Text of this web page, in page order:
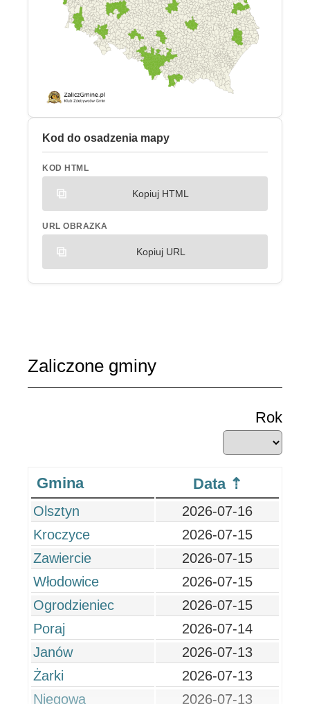
Kod do osadzenia mapy
KOD HTML
Kopiuj HTML
URL OBRAZKA
Kopiuj URL
Zaliczone gminy
Rok
Gmina Data
Olsztyn
2026-07-16
Kroczyce
2026-07-15
Zawiercie
2026-07-15
Włodowice
2026-07-15
Ogrodzieniec
2026-07-15
Poraj
2026-07-14
Janów
2026-07-13
Żarki
2026-07-13
Niegowa
2026-07-13